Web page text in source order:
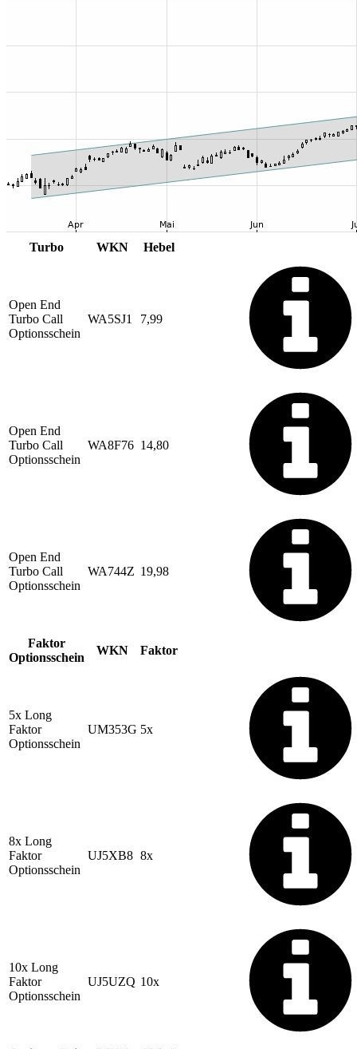
Turbo WKN Hebel
Open End
Turbo Call
Optionsschein
WA5SJ1 7,99
Open End
Turbo Call
Optionsschein
WA8F76 14,80
Open End
Turbo Call
Optionsschein
WA744Z 19,98
Faktor
Optionsschein
WKN Faktor
5x Long
Faktor
Optionsschein
UM353G 5x
8x Long
Faktor
Optionsschein
UJ5XB8 8x
10x Long
Faktor
Optionsschein
UJ5UZQ 10x